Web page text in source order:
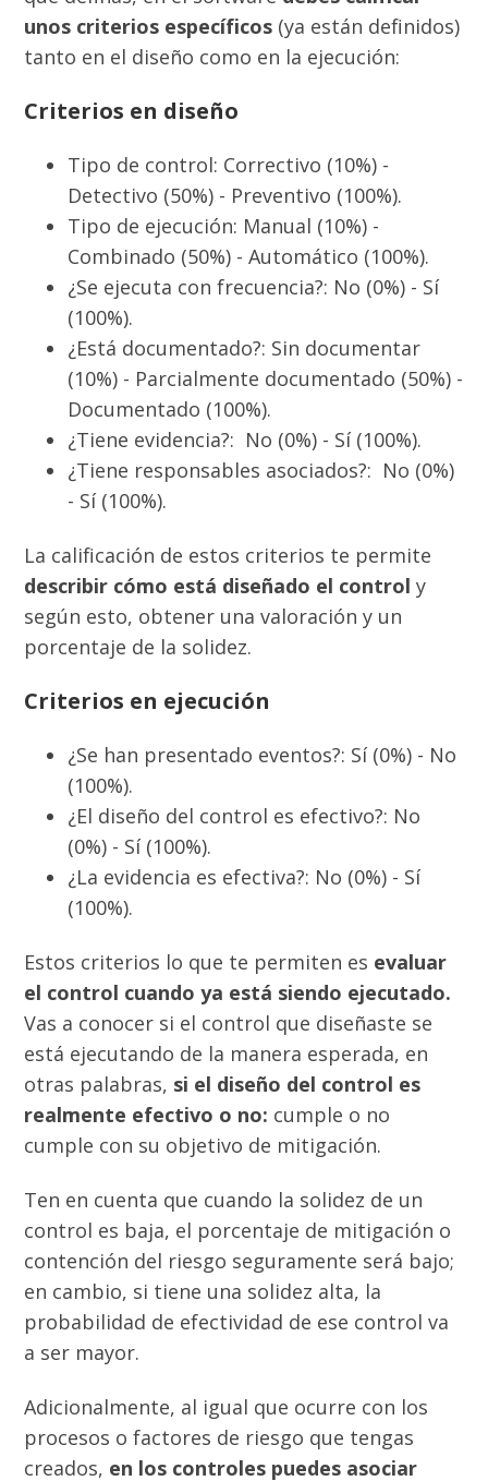
unos criterios específicos (ya están definidos)
tanto en el diseño como en la ejecución:
Criterios en diseño
Tipo de control: Correctivo (10%) -
Detectivo (50%) - Preventivo (100%).
Tipo de ejecución: Manual (10%) -
Combinado (50%) - Automático (100%).
¿Se ejecuta con frecuencia?: No (0%) - Sí
(100%).
¿Está documentado?: Sin documentar
(10%) - Parcialmente documentado (50%) -
Documentado (100%).
¿Tiene evidencia?: No (0%) - Sí (100%).
¿Tiene responsables asociados?: No (0%)
- Sí (100%).
La calificación de estos criterios te permite
describir cómo está diseñado el control y
según esto, obtener una valoración y un
porcentaje de la solidez.
Criterios en ejecución
¿Se han presentado eventos?: Sí (0%) - No
(100%).
¿El diseño del control es efectivo?: No
(0%) - Sí (100%).
¿La evidencia es efectiva?: No (0%) - Sí
(100%).
Estos criterios lo que te permiten es evaluar
el control cuando ya está siendo ejecutado.
Vas a conocer si el control que diseñaste se
está ejecutando de la manera esperada, en
otras palabras, si el diseño del control es
realmente efectivo o no: cumple o no
cumple con su objetivo de mitigación.
Ten en cuenta que cuando la solidez de un
control es baja, el porcentaje de mitigación o
contención del riesgo seguramente será bajo;
en cambio, si tiene una solidez alta, la
probabilidad de efectividad de ese control va
a ser mayor.
Adicionalmente, al igual que ocurre con los
procesos o factores de riesgo que tengas
creados, en los controles puedes asociar